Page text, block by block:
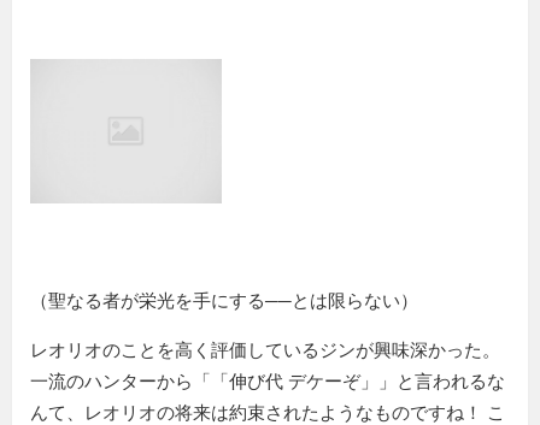
（聖なる者が栄光を手にする──とは限らない）
レオリオのことを高く評価しているジンが興味深かった。
一流のハンターから「
伸び代 デケーぞ
」と言われるな
んて、レオリオの将来は約束されたようなものですね！ こ